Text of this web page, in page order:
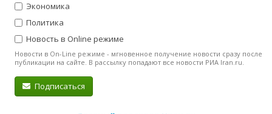
Экономика
Политика
Новость в Online режиме
Новости в On-Line режиме - мгновенное получение новости сразу после
публикации на сайте. В рассылку попадают все новости РИА Iran.ru.
Подписаться